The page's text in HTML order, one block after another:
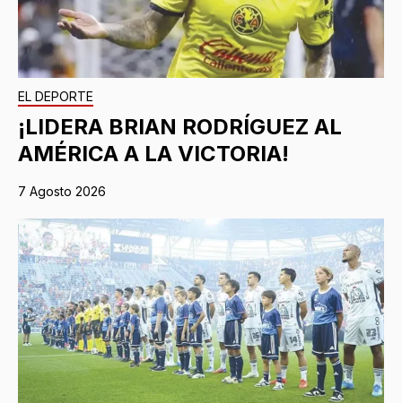
EL DEPORTE
¡LIDERA BRIAN RODRÍGUEZ AL
AMÉRICA A LA VICTORIA!
7 Agosto 2026